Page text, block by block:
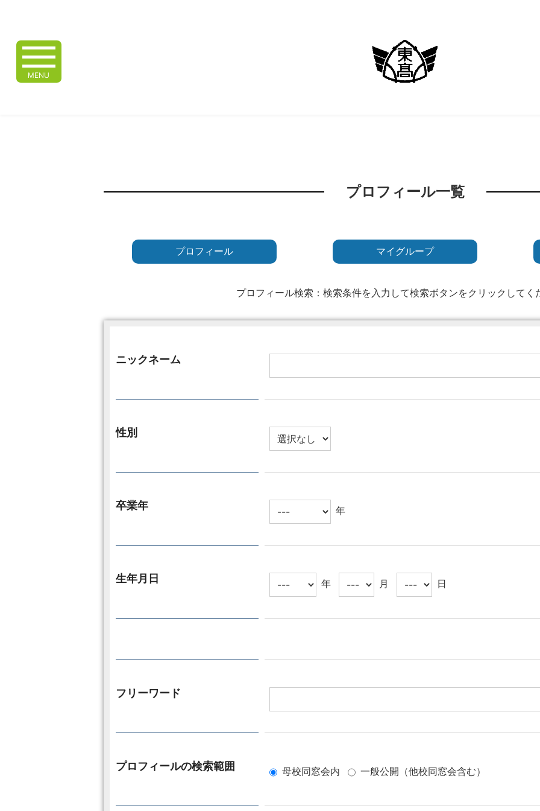
MENU
プロフィール一覧
プロフィール マイグループ
プロフィール検索： 検索条件を入力して検索ボタンをクリックしてく
ニックネーム
性別
卒業年 年
生年月日 年 月 日
フリーワード
プロフィールの検索範囲 母校同窓会内 一般公開（他校同窓会含む）